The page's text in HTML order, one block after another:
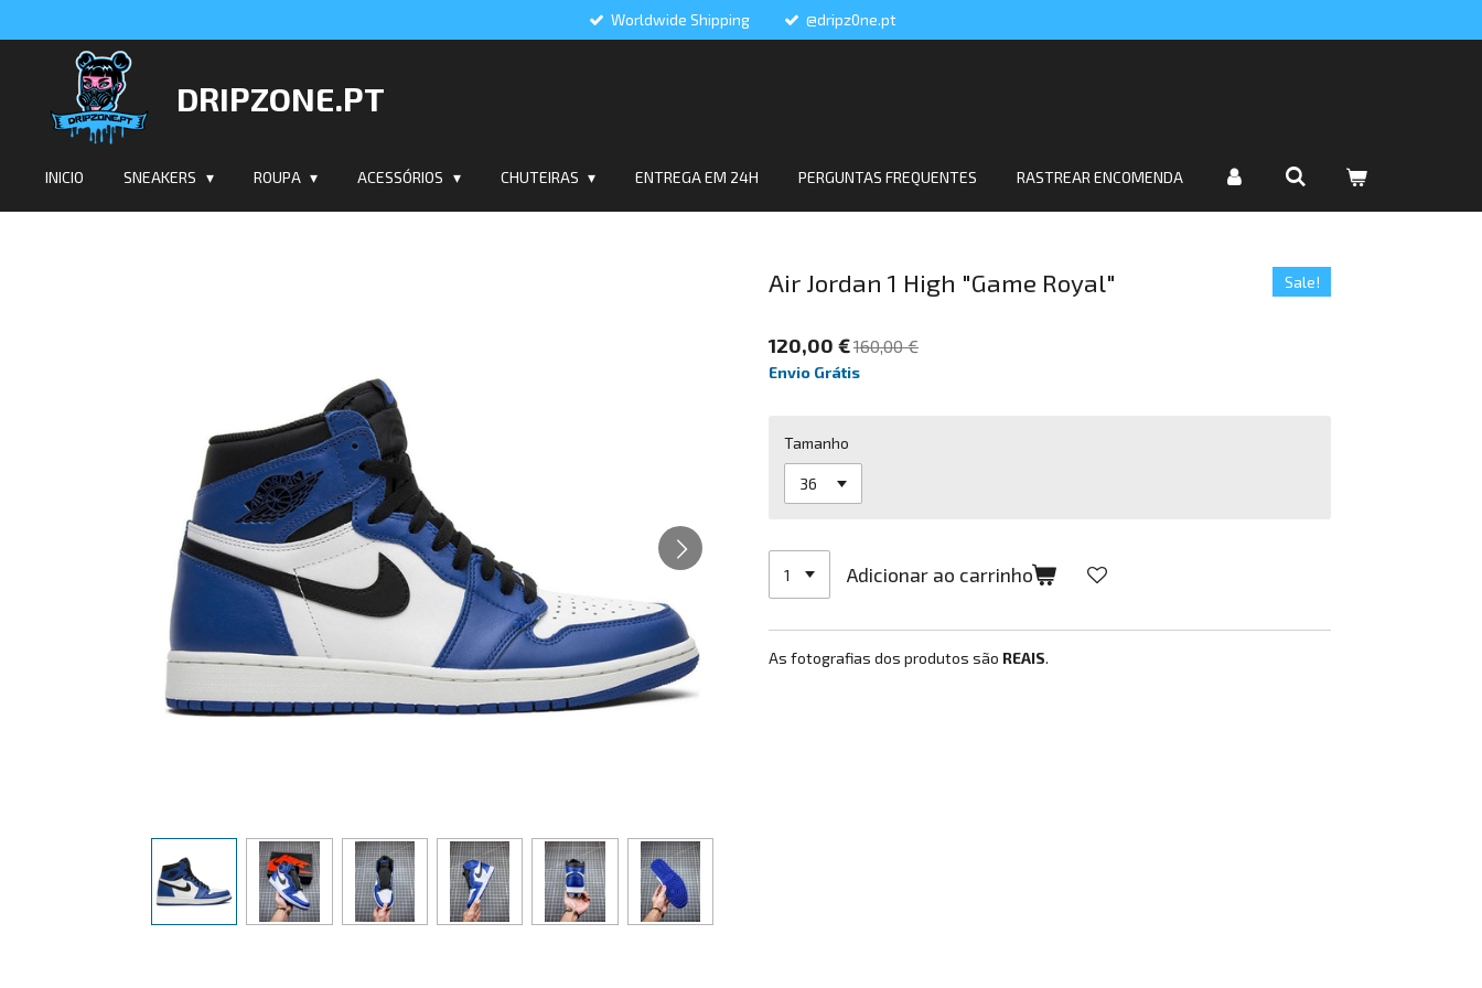
conteúdo
principal
Worldwide Shipping @dripz0ne.pt
DRIPZONE.PT
INICIO SNEAKERS ROUPA ACESSÓRIOS CHUTEIRAS ENTREGA EM 24H PERGUNTAS FREQUENTES RASTREAR ENCOMENDA
Air Jordan 1 High "Game Royal" Sale!
120,00 €160,00 €
Envio Grátis
Tamanho
Adicionar ao carrinho
As fotografias dos produtos são REAIS.